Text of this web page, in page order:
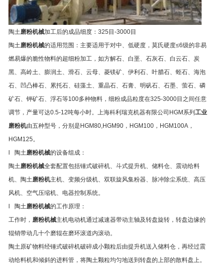
陶土磨粉机械加工后的成品细度：325目-3000目
陶土磨粉机械的适用范围： 主要适用于对中、低硬度，莫氏硬度≤6级的非易
燃易爆的脆性物料的超细粉加工，如方解石、白垩、石灰石、白云石、炭
黑、高岭土、膨润土、滑石、云母、菱镁矿、伊利石、叶腊石、蛭石、海泡
石、凹凸棒石、累托石、硅藻土、重晶石、石膏、明矾石、石墨、萤石、磷
矿石、钾矿石、浮石等100多种物料，细粉成品粒度在325-3000目之间任意
调节，产量可达0.5-12吨每小时。上海科利瑞克机器有限公司HGM系列 工业
磨粉机由五种型号，分别是HGM80,HGM90，HGM100，HGM100A，
HGM125。
陶土磨粉机械的设备组成：
陶土磨粉机械全套配置包括锤式破碎机、斗式提升机、储料仓、震动给料
机、陶土磨粉机主机、变频分级机、双联旋风集粉器、脉冲除尘系统、高压
风机、空气压缩机、电器控制系统。
陶土磨粉机械的工作原理：
工作时， 磨粉机械主机电动机通过减速器带动主轴及转盘旋转，转盘边缘的
辊销带动几十个磨辊在磨环滚道内滚动。
陶土原矿物料经锤式破碎机破碎成小颗粒后由提升机送入储料仓，再经过震
动给料机和倾斜的进料管，将陶土颗粒均匀地送到转盘的上部的散料盘上。